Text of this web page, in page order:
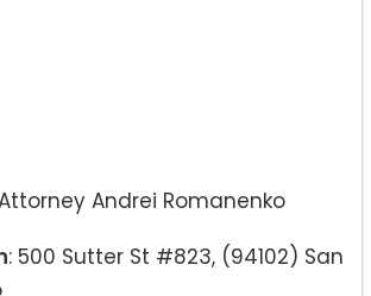
Andrei Romanenko
: 500 Sutter St #823, (94102) San